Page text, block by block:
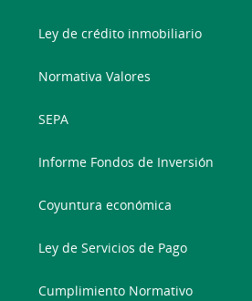
Ley de crédito inmobiliario
Normativa Valores
SEPA
Informe Fondos de Inversión
Coyuntura económica
Ley de Servicios de Pago
Cumplimiento Normativo